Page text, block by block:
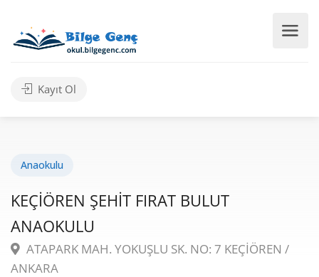
Kayıt Ol
Anaokulu
KEÇİÖREN ŞEHİT FIRAT BULUT
ANAOKULU
ATAPARK MAH. YOKUŞLU SK. NO: 7 KEÇİÖREN /
ANKARA